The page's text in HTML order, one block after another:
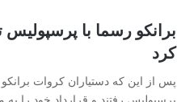
برانکو رسما با پرسپولیس
کرد
پس از این که دستیاران کروات برانکو